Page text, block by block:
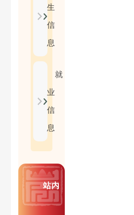
生
信
息
就
业
信
息
站内